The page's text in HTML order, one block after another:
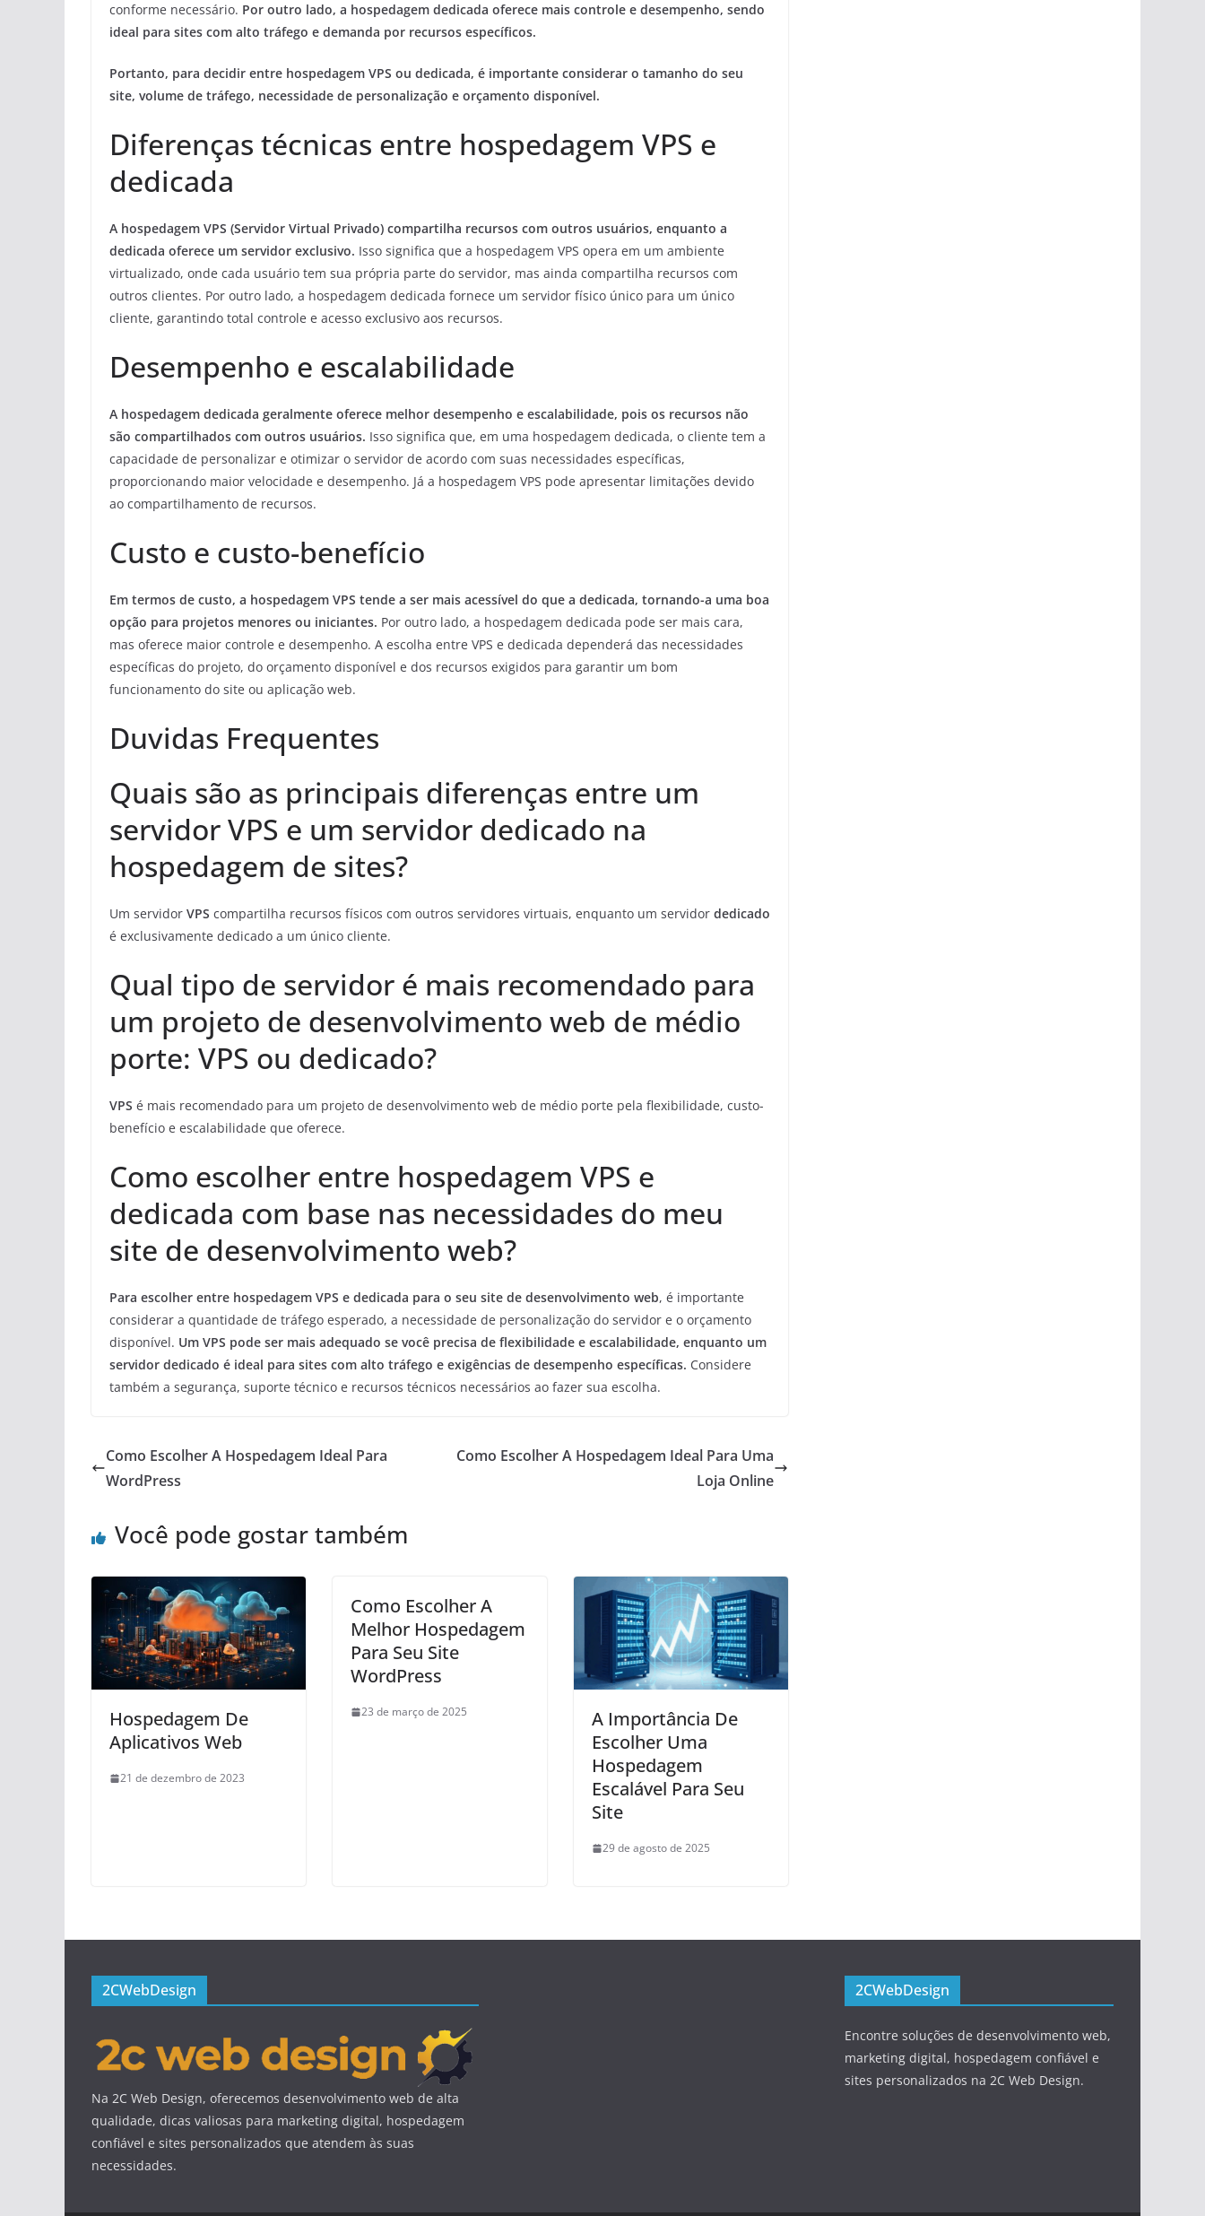
conforme necessário. Por outro lado, a hospedagem dedicada oferece mais controle e desempenho, sendo
ideal para sites com alto tráfego e demanda por recursos específicos.
Portanto, para decidir entre hospedagem VPS ou dedicada, é importante considerar o tamanho do seu
site, volume de tráfego, necessidade de personalização e orçamento disponível.
Diferenças técnicas entre hospedagem VPS e
dedicada
A hospedagem VPS (Servidor Virtual Privado) compartilha recursos com outros usuários, enquanto a
dedicada oferece um servidor exclusivo. Isso significa que a hospedagem VPS opera em um ambiente
virtualizado, onde cada usuário tem sua própria parte do servidor, mas ainda compartilha recursos com
outros clientes. Por outro lado, a hospedagem dedicada fornece um servidor físico único para um único
cliente, garantindo total controle e acesso exclusivo aos recursos.
Desempenho e escalabilidade
A hospedagem dedicada geralmente oferece melhor desempenho e escalabilidade, pois os recursos não
são compartilhados com outros usuários. Isso significa que, em uma hospedagem dedicada, o cliente tem a
capacidade de personalizar e otimizar o servidor de acordo com suas necessidades específicas,
proporcionando maior velocidade e desempenho. Já a hospedagem VPS pode apresentar limitações devido
ao compartilhamento de recursos.
Custo e custo-benefício
Em termos de custo, a hospedagem VPS tende a ser mais acessível do que a dedicada, tornando-a uma boa
opção para projetos menores ou iniciantes. Por outro lado, a hospedagem dedicada pode ser mais cara,
mas oferece maior controle e desempenho. A escolha entre VPS e dedicada dependerá das necessidades
específicas do projeto, do orçamento disponível e dos recursos exigidos para garantir um bom
funcionamento do site ou aplicação web.
Duvidas Frequentes
Quais são as principais diferenças entre um
servidor VPS e um servidor dedicado na
hospedagem de sites?
Um servidor VPS compartilha recursos físicos com outros servidores virtuais, enquanto um servidor dedicado
é exclusivamente dedicado a um único cliente.
Qual tipo de servidor é mais recomendado para
um projeto de desenvolvimento web de médio
porte: VPS ou dedicado?
VPS é mais recomendado para um projeto de desenvolvimento web de médio porte pela flexibilidade, custo-
benefício e escalabilidade que oferece.
Como escolher entre hospedagem VPS e
dedicada com base nas necessidades do meu
site de desenvolvimento web?
Para escolher entre hospedagem VPS e dedicada para o seu site de desenvolvimento web, é importante
considerar a quantidade de tráfego esperado, a necessidade de personalização do servidor e o orçamento
disponível. Um VPS pode ser mais adequado se você precisa de flexibilidade e escalabilidade, enquanto um
servidor dedicado é ideal para sites com alto tráfego e exigências de desempenho específicas. Considere
também a segurança, suporte técnico e recursos técnicos necessários ao fazer sua escolha.
Como Escolher A Hospedagem Ideal Para
WordPress
Como Escolher A Hospedagem Ideal Para Uma
Loja Online
Você pode gostar também
Hospedagem De
Aplicativos Web
21 de dezembro de 2023
Como Escolher A
Melhor Hospedagem
Para Seu Site
WordPress
23 de março de 2025
A Importância De
Escolher Uma
Hospedagem
Escalável Para Seu
Site
29 de agosto de 2025
2CWebDesign
Na 2C Web Design, oferecemos desenvolvimento web de alta
qualidade, dicas valiosas para marketing digital, hospedagem
confiável e sites personalizados que atendem às suas
necessidades.
2CWebDesign
Encontre soluções de desenvolvimento web,
marketing digital, hospedagem confiável e
sites personalizados na 2C Web Design.